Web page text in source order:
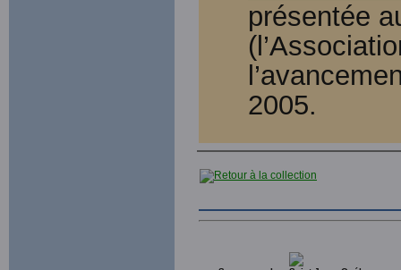
présentée
2005.